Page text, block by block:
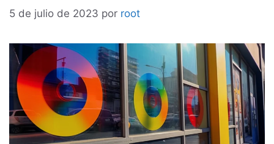
5 de julio de 2023 por root